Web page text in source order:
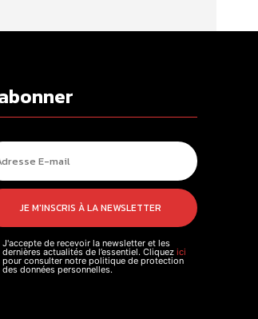
JE M'INSCRIS À LA NEWSLETTER
J'accepte de recevoir la newsletter et les
dernières actualités de l’essentiel. Cliquez ici
pour consulter notre politique de protection
des données personnelles.